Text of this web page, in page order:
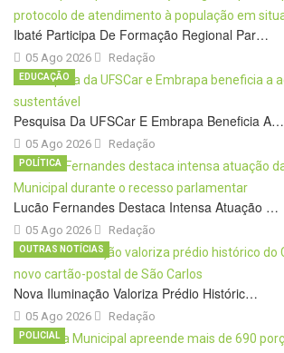
Ibaté Participa De Formação Regional Par…
05 Ago 2026 Redação
Pesquisa Da UFSCar E Embrapa Beneficia A…
05 Ago 2026
EDUCAÇÃO
Redação
Lucão Fernandes Destaca Intensa Atuação …
05 Ago 2026
POLÍTICA
Redação
Nova Iluminação Valoriza Prédio Históric…
05 Ago 2026
OUTRAS NOTÍCIAS
Redação
POLICIAL